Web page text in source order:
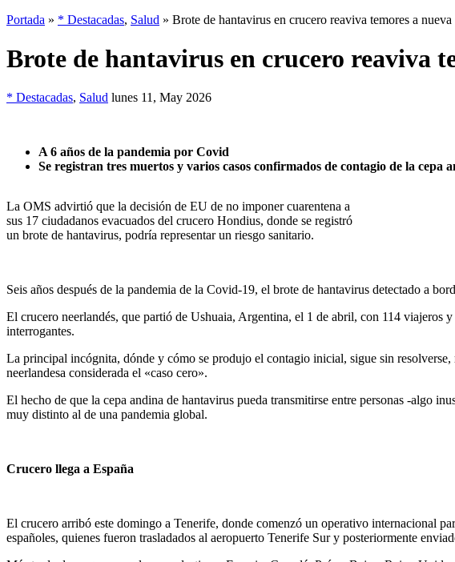
Portada » * Destacadas, Salud » Brote de hantavirus en crucero reaviva temores a
Brote de hantavirus en crucero reaviva
* Destacadas, Salud lunes 11, May 2026
A 6 años de la pandemia por Covid
Se registran tres muertos y varios casos confirmados de contagio de la cepa
La OMS advirtió que la decisión de EU de no imponer cuarentena a
sus 17 ciudadanos evacuados del crucero Hondius, donde se registró
un brote de hantavirus, podría representar un riesgo sanitario.
Seis años después de la pandemia de la Covid-19, el brote de hantavirus detectado a
El crucero neerlandés, que partió de Ushuaia, Argentina, el 1 de abril, con 114 viajeros
interrogantes.
La principal incógnita, dónde y cómo se produjo el contagio inicial, sigue sin
neerlandesa considerada el «caso cero».
El hecho de que la cepa andina de hantavirus pueda transmitirse entre personas -algo
muy distinto al de una pandemia global.
Crucero llega a España
El crucero arribó este domingo a Tenerife, donde comenzó un operativo internacional
españoles, quienes fueron trasladados al aeropuerto Tenerife Sur y posteriormente